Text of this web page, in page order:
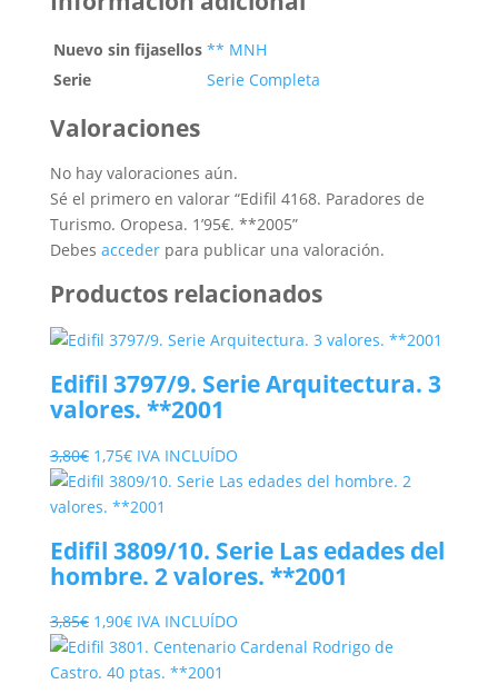
Nuevo sin fijasellos ** MNH
Serie
Serie Completa
Valoraciones
No hay valoraciones aún.
Sé el primero en valorar “Edifil 4168. Paradores de
Turismo. Oropesa. 1’95€. **2005”
Debes accederpara publicar una valoración.
Productos relacionados
Edifil 3797/9. Serie Arquitectura. 3
valores. **2001
3,80€ El
precio
original
3,80€.
1,75€El
precio
actual
1,75€.
IVA INCLUÍDO
Edifil 3809/10. Serie Las edades del
hombre. 2 valores. **2001
3,85€ El
precio
original
1,90€El
precio
actual
IVA INCLUÍDO